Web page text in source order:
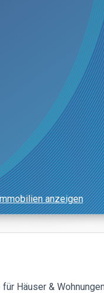
anzeigen
Häuser &